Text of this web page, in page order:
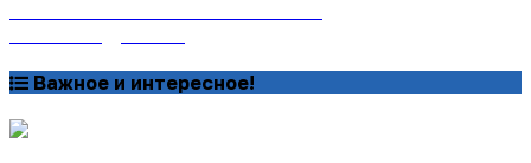
Важное и интересное!